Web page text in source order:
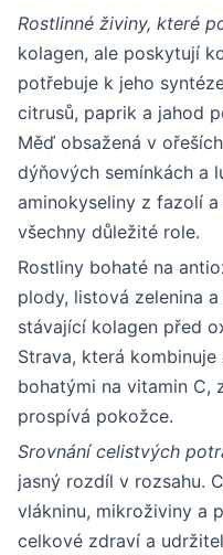
Rostlinné živiny, které
kolagen, ale poskytují
potřebuje k jeho
citrusů, paprik a jahod
Měď obsažená v
dýňových semínkách a
aminokyseliny z fazolí
všechny důležité role.
Rostliny bohaté na
plody, listová zelenina
stávající kolagen před
Strava, která
bohatými na vitamin C,
prospívá pokožce.
Srovnání celistvých
jasný rozdíl v rozsahu.
vlákninu, mikroživiny a
celkové zdraví a